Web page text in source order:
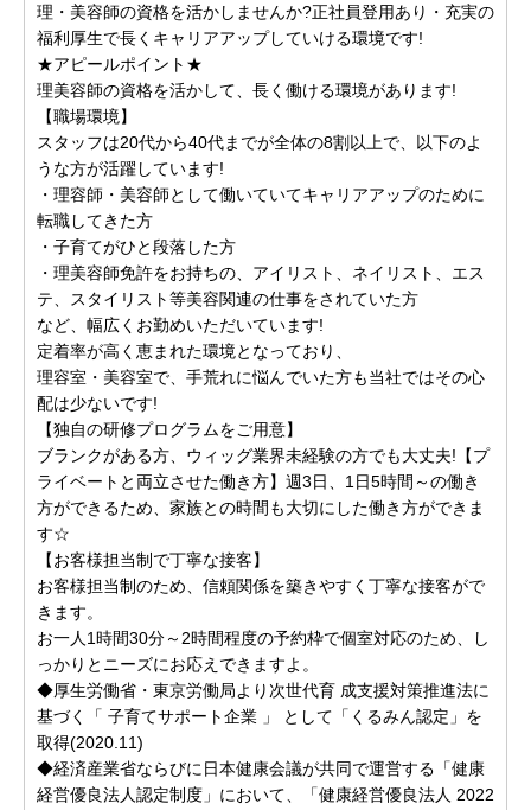
理・美容師の資格を活かしませんか?正社員登用あり・充実の
福利厚生で長くキャリアアップしていける環境です!
★アピールポイント★
理美容師の資格を活かして、長く働ける環境があります!
【職場環境】
スタッフは20代から40代までが全体の8割以上で、以下のよ
うな方が活躍しています!
・理容師・美容師として働いていてキャリアアップのために
転職してきた方
・子育てがひと段落した方
・理美容師免許をお持ちの、アイリスト、ネイリスト、エス
テ、スタイリスト等美容関連の仕事をされていた方
など、幅広くお勤めいただいています!
定着率が高く恵まれた環境となっており、
理容室・美容室で、手荒れに悩んでいた方も当社ではその心
配は少ないです!
【独自の研修プログラムをご用意】
ブランクがある方、ウィッグ業界未経験の方でも大丈夫!【プ
ライベートと両立させた働き方】週3日、1日5時間～の働き
方ができるため、家族との時間も大切にした働き方ができま
す☆
【お客様担当制で丁寧な接客】
お客様担当制のため、信頼関係を築きやすく丁寧な接客がで
きます。
お一人1時間30分～2時間程度の予約枠で個室対応のため、し
っかりとニーズにお応えできますよ。
◆厚生労働省・東京労働局より次世代育 成支援対策推進法に
基づく「 子育てサポート企業 」 として「くるみん認定」を
取得(2020.11)
◆経済産業省ならびに日本健康会議が共同で運営する「健康
経営優良法人認定制度」において、「健康経営優良法人 2022